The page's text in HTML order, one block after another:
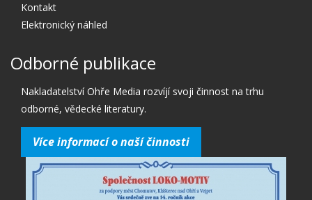
Kontakt
Elektronický náhled
Odborné publikace
Nakladatelství Ohře Media rozvíjí svoji činnost na trhu
odborné, vědecké literatury.
Více informací o naší činnosti